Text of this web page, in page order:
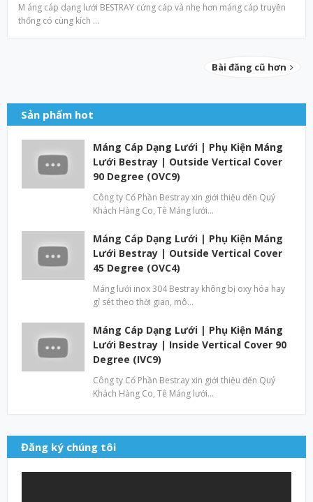
M áng cáp dạng lưới BESTRAY cứng cáp và nhẹ hơn máng cáp truyền
thống có cùng kích …
Bài đăng cũ hơn
Sản phẩm hot
Máng Cáp Dạng Lưới | Phụ Kiện Máng
Lưới Bestray | Outside Vertical Cover
90 Degree (OVC9)
Công ty Cổ Phần Bestray xin giới thiệu đến Quý
Khách Hàng Co, Tê Máng lưới…
Máng Cáp Dạng Lưới | Phụ Kiện Máng
Lưới Bestray | Outside Vertical Cover
45 Degree (OVC4)
Máng lưới inox 304 Bestray không bị oxy hóa hay
gỉ sét theo thời gian, mô…
Máng Cáp Dạng Lưới | Phụ Kiện Máng
Lưới Bestray | Inside Vertical Cover 90
Degree (IVC9)
Công ty Cổ Phần Bestray xin giới thiệu đến Quý
Khách Hàng Co, Tê Máng lưới…
Đăng ký chúng tôi